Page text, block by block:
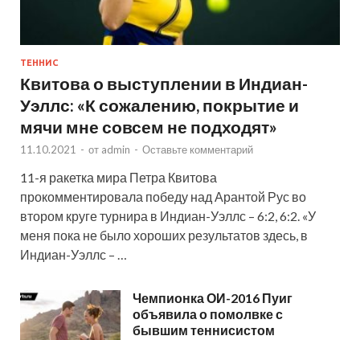
ТЕННИС
Квитова о выступлении в Индиан-
Уэллс: «К сожалению, покрытие и
мячи мне совсем не подходят»
11.10.2021 - от admin - Оставьте комментарий
11-я ракетка мира Петра Квитова
прокомментировала победу над Арантой Рус во
втором круге турнира в Индиан-Уэллс – 6:2, 6:2. «У
меня пока не было хороших результатов здесь, в
Индиан-Уэллс – …
Чемпионка ОИ-2016 Пуиг
объявила о помолвке с
бывшим теннисистом